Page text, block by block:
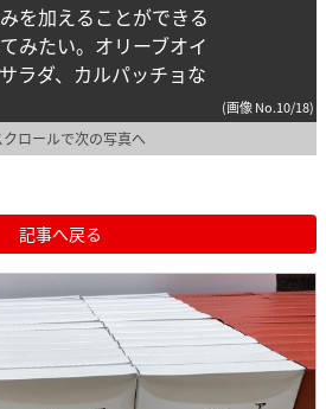
を加えることができる
みたい。オリーブオイ
ラダ、カルパッチョな
(画像 No.10/18)
クロールで次の写真へ
記事へ戻る